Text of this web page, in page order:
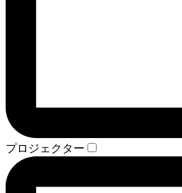
プロジェクター